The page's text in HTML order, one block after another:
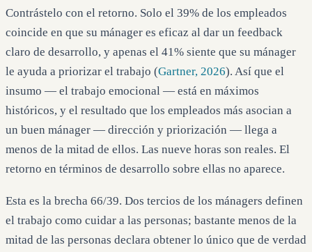
Contrástelo con el retorno. Solo el 39% de los empleados
coincide en que su mánager es eficaz al dar un feedback
claro de desarrollo, y apenas el 41% siente que su mánager
le ayuda a priorizar el trabajo (Gartner, 2026). Así que el
insumo — el trabajo emocional — está en máximos
históricos, y el resultado que los empleados más asocian a
un buen mánager — dirección y priorización — llega a
menos de la mitad de ellos. Las nueve horas son reales. El
retorno en términos de desarrollo sobre ellas no aparece.
Esta es la brecha 66/39. Dos tercios de los mánagers definen
el trabajo como cuidar a las personas; bastante menos de la
mitad de las personas declara obtener lo único que de verdad